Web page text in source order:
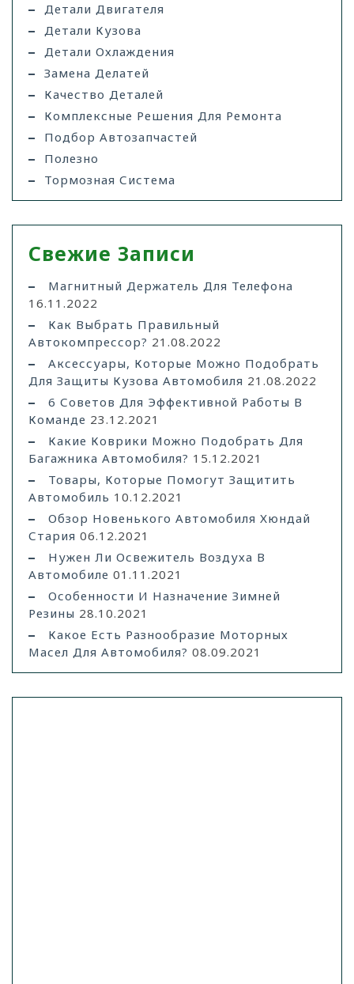
Детали Двигателя
Детали Кузова
Детали Охлаждения
Замена Делатей
Качество Деталей
Комплексные Решения Для Ремонта
Подбор Автозапчастей
Полезно
Тормозная Система
Свежие Записи
Магнитный Держатель Для Телефона
16.11.2022
Как Выбрать Правильный
Автокомпрессор? 21.08.2022
Аксессуары, Которые Можно Подобрать
Для Защиты Кузова Автомобиля 21.08.2022
6 Советов Для Эффективной Работы В
Команде 23.12.2021
Какие Коврики Можно Подобрать Для
Багажника Автомобиля? 15.12.2021
Товары, Которые Помогут Защитить
Автомобиль 10.12.2021
Обзор Новенького Автомобиля Хюндай
Стария 06.12.2021
Нужен Ли Освежитель Воздуха В
Автомобиле 01.11.2021
Особенности И Назначение Зимней
Резины 28.10.2021
Какое Есть Разнообразие Моторных
Масел Для Автомобиля? 08.09.2021